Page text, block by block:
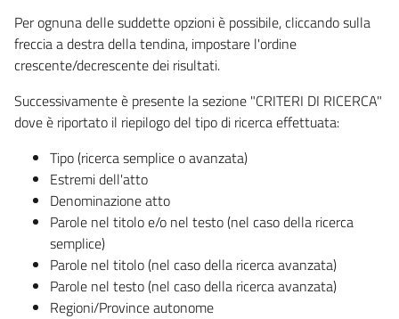
Per ognuna delle suddette opzioni è possibile, cliccando sulla
freccia a destra della tendina, impostare l'ordine
crescente/decrescente dei risultati.
Successivamente è presente la sezione "CRITERI DI RICERCA"
dove è riportato il riepilogo del tipo di ricerca effettuata:
Tipo (ricerca semplice o avanzata)
Estremi dell'atto
Denominazione atto
Parole nel titolo e/o nel testo (nel caso della ricerca
semplice)
Parole nel titolo (nel caso della ricerca avanzata)
Parole nel testo (nel caso della ricerca avanzata)
Regioni/Province autonome